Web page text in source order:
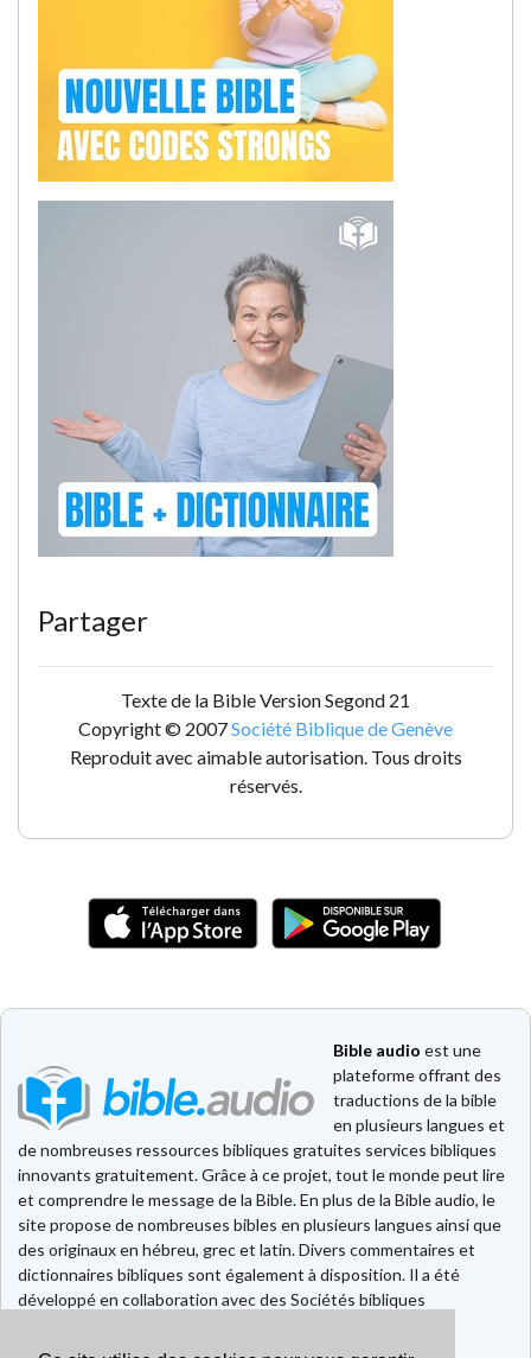
Partager
Texte de la Bible Version Segond 21
Copyright © 2007Société Biblique de Genève
Reproduit avec aimable autorisation. Tous droits
réservés.
Bible audio est une
plateforme offrant des
traductions de la bible
en plusieurs langues et
de nombreuses ressources bibliques gratuites services bibliques
innovants gratuitement. Grâce à ce projet, tout le monde peut lire
et comprendre le message de la Bible. En plus de la Bible audio, le
site propose de nombreuses bibles en plusieurs langues ainsi que
des originaux en hébreu, grec et latin. Divers commentaires et
dictionnaires bibliques sont également à disposition. Il a été
développé en collaboration avec des Sociétés bibliques